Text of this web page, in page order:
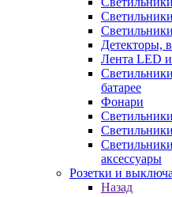
Детекторы,
Лента LED
батарее
Фонари
аксессуары
Розетки и
Назад